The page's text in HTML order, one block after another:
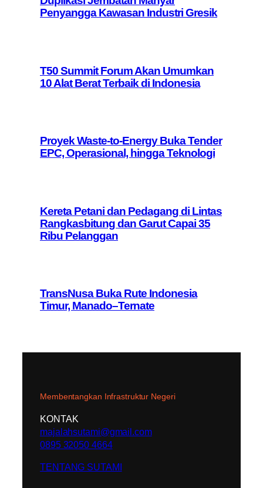
Penyangga Kawasan Industri Gresik
T50 Summit Forum Akan Umumkan
10 Alat Berat Terbaik di Indonesia
Proyek Waste-to-Energy Buka Tender
EPC, Operasional, hingga Teknologi
Kereta Petani dan Pedagang di Lintas
Rangkasbitung dan Garut Capai 35
Ribu Pelanggan
TransNusa Buka Rute Indonesia
Timur, Manado–Ternate
Membentangkan Infrastruktur Negeri
KONTAK
majalahsutami@gmail.com
0895 32050 4664
TENTANG SUTAMI